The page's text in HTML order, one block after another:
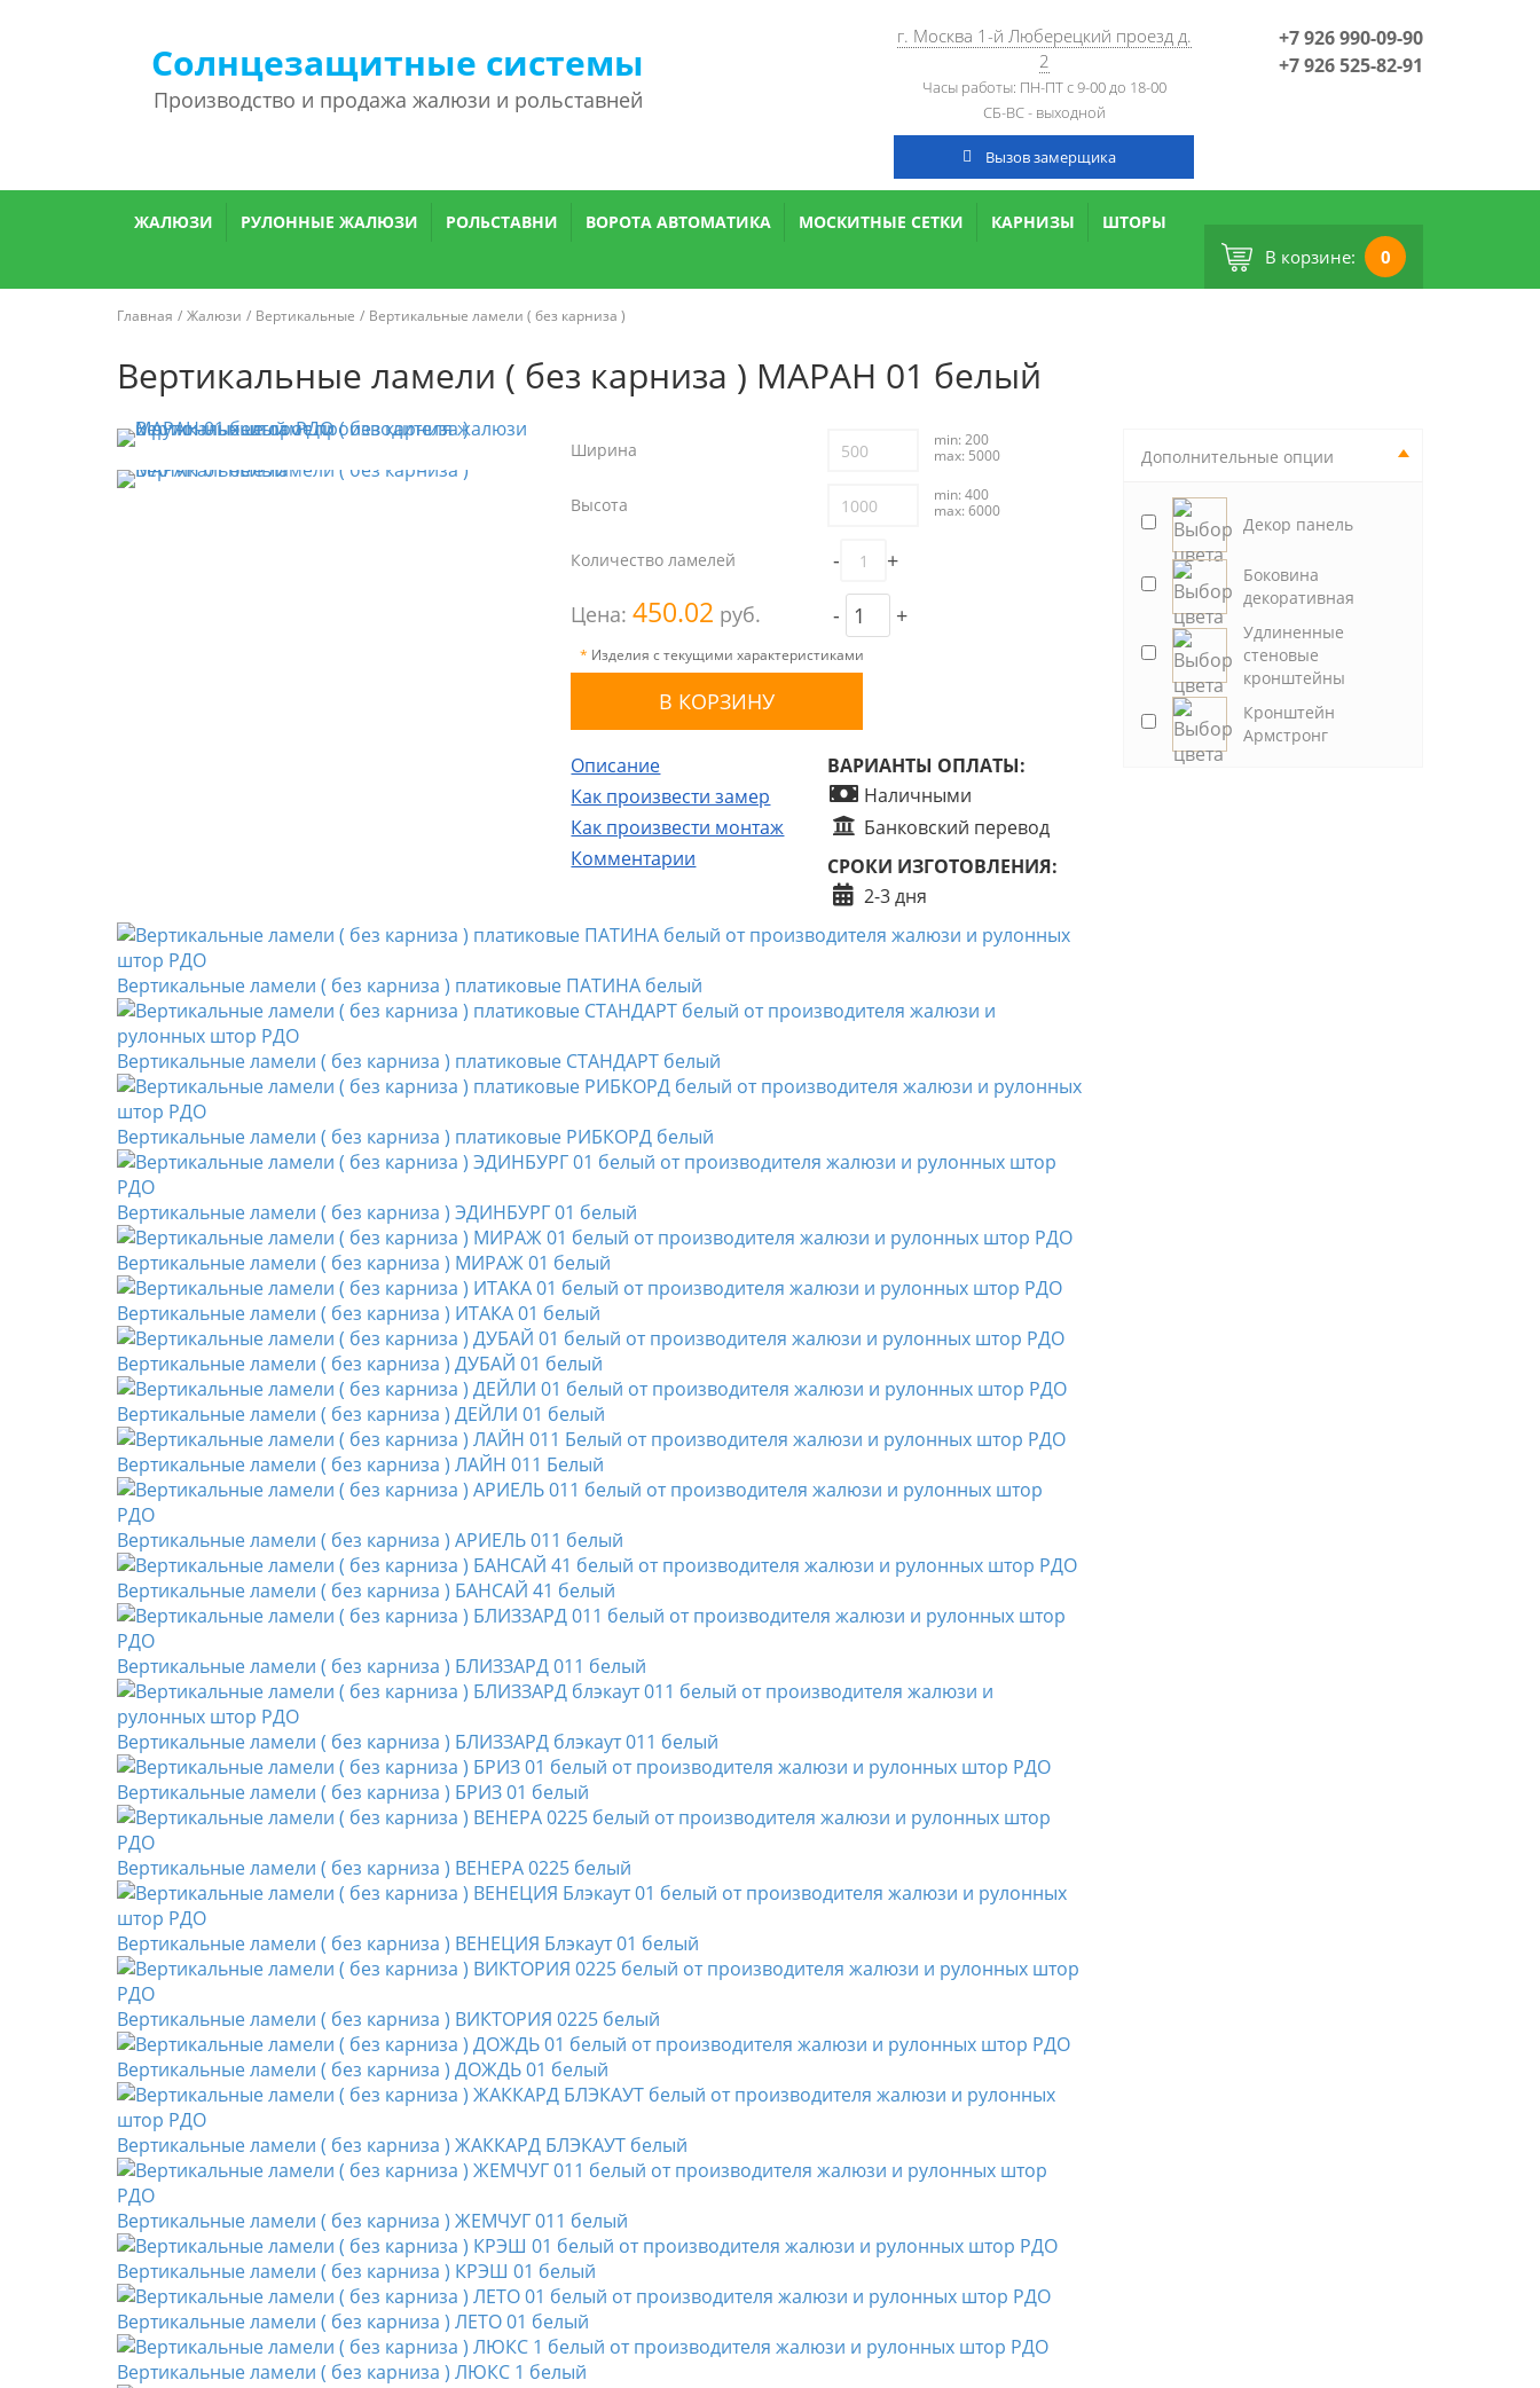
Солнцезащитные системы
Производство и продажа жалюзи и рольставней
г. Москва 1-й Люберецкий проезд д.
2
Часы работы: ПН-ПТ с 9-00 до 18-00
СБ-ВС - выходной
Вызов замерщика
+7 926 990-09-90
+7 926 525-82-91
ЖАЛЮЗИ РУЛОННЫЕ ЖАЛЮЗИ РОЛЬСТАВНИ ВОРОТА АВТОМАТИКА МОСКИТНЫЕ СЕТКИ КАРНИЗЫ ШТОРЫ
В корзине: 0
Главная Жалюзи Вертикальные Вертикальные ламели ( без карниза )
Вертикальные ламели ( без карниза ) МАРАН 01 белый
Дополнительные опции
Декор панель
Боковина
декоративная
Удлиненные
стеновые
кронштейны
Кронштейн
Армстронг
Ширина
min: 200
max: 5000
Высота
min: 400
max: 6000
Количество ламелей -
+
Цена:450.02 руб. - +
* Изделия с текущими характеристиками
Описание
Как произвести замер
Как произвести монтаж
Комментарии
ВАРИАНТЫ ОПЛАТЫ:
Наличными
Банковский перевод
СРОКИ ИЗГОТОВЛЕНИЯ:
2-3 дня
Вертикальные ламели ( без карниза ) платиковые ПАТИНА белый
Вертикальные ламели ( без карниза ) платиковые СТАНДАРТ белый
Вертикальные ламели ( без карниза ) платиковые РИБКОРД белый
Вертикальные ламели ( без карниза ) ЭДИНБУРГ 01 белый
Вертикальные ламели ( без карниза ) МИРАЖ 01 белый
Вертикальные ламели ( без карниза ) ИТАКА 01 белый
Вертикальные ламели ( без карниза ) ДУБАЙ 01 белый
Вертикальные ламели ( без карниза ) ДЕЙЛИ 01 белый
Вертикальные ламели ( без карниза ) ЛАЙН 011 Белый
Вертикальные ламели ( без карниза ) АРИЕЛЬ 011 белый
Вертикальные ламели ( без карниза ) БАНСАЙ 41 белый
Вертикальные ламели ( без карниза ) БЛИЗЗАРД 011 белый
Вертикальные ламели ( без карниза ) БЛИЗЗАРД блэкаут 011 белый
Вертикальные ламели ( без карниза ) БРИЗ 01 белый
Вертикальные ламели ( без карниза ) ВЕНЕРА 0225 белый
Вертикальные ламели ( без карниза ) ВЕНЕЦИЯ Блэкаут 01 белый
Вертикальные ламели ( без карниза ) ВИКТОРИЯ 0225 белый
Вертикальные ламели ( без карниза ) ДОЖДЬ 01 белый
Вертикальные ламели ( без карниза ) ЖАККАРД БЛЭКАУТ белый
Вертикальные ламели ( без карниза ) ЖЕМЧУГ 011 белый
Вертикальные ламели ( без карниза ) КРЭШ 01 белый
Вертикальные ламели ( без карниза ) ЛЕТО 01 белый
Вертикальные ламели ( без карниза ) ЛЮКС 1 белый